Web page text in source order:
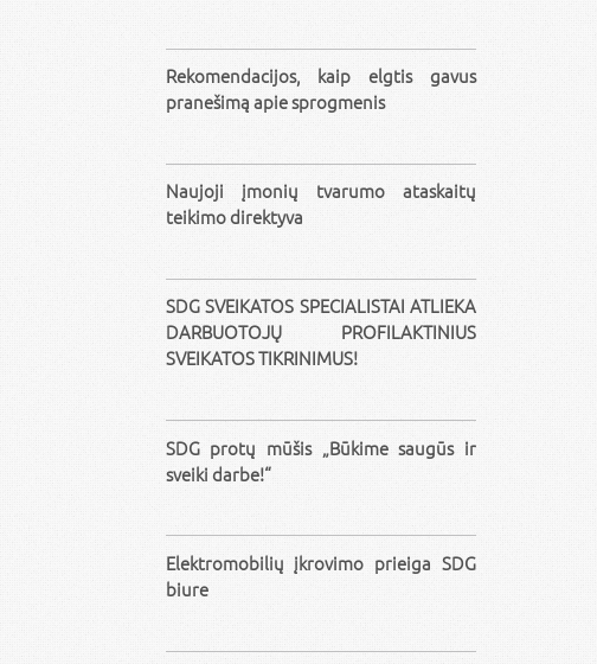
Rekomendacijos, kaip elgtis gavus
pranešimą apie sprogmenis
Naujoji įmonių tvarumo ataskaitų
teikimo direktyva
SDG SVEIKATOS SPECIALISTAI ATLIEKA
DARBUOTOJŲ PROFILAKTINIUS
SVEIKATOS TIKRINIMUS!
SDG protų mūšis „Būkime saugūs ir
sveiki darbe!“
Elektromobilių įkrovimo prieiga SDG
biure